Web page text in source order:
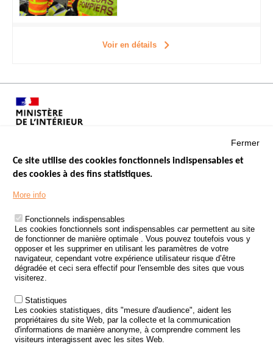
Voir en détails
Menu
Footer
LES SITES PUBLICS
ÉTAT DE L’INSÉCURITÉ ROUTIÈRE
TRAITEMENT DES DONNÉES PERSONNELLES DES ACCIDENTS DE
LA ROUTE
ETUDES ET RECHERCHES
APPEL À PROJETS
POLITIQUE DE SÉCURITÉ ROUTIÈRE
Outils
AGENDA
Fermer
Ce site utilise des cookies fonctionnels indispensables et
des cookies à des fins statistiques.
More info
Fonctionnels indispensables
Les cookies fonctionnels sont indispensables car permettent au site
de fonctionner de manière optimale . Vous pouvez toutefois vous y
opposer et les supprimer en utilisant les paramètres de votre
navigateur, cependant votre expérience utilisateur risque d’être
dégradée et ceci sera effectif pour l'ensemble des sites que vous
visiterez.
Statistiques
Les cookies statistiques, dits "mesure d'audience", aident les
propriétaires du site Web, par la collecte et la communication
d'informations de manière anonyme, à comprendre comment les
visiteurs interagissent avec les sites Web.